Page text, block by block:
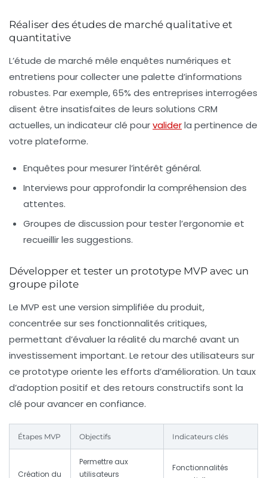
Réaliser des études de marché qualitative et
quantitative
L’étude de marché mêle enquêtes numériques et
entretiens pour collecter une palette d’informations
robustes. Par exemple, 65% des entreprises interrogées
disent être insatisfaites de leurs solutions CRM
actuelles, un indicateur clé pourvaliderla pertinence de
votre plateforme.
Enquêtes pour mesurer l’intérêt général.
Interviews pour approfondir la compréhension des
attentes.
Groupes de discussion pour tester l’ergonomie et
recueillir les suggestions.
Développer et tester un prototype MVP avec un
groupe pilote
Le MVP est une version simplifiée du produit,
concentrée sur ses fonctionnalités critiques,
permettant d’évaluer la réalité du marché avant un
investissement important. Le retour des utilisateurs sur
ce prototype oriente les efforts d’amélioration. Un taux
d’adoption positif et des retours constructifs sont la
clé pour avancer en confiance.
Étapes MVP Objectifs Indicateurs clés
Création du
Permettre aux
utilisateurs
Fonctionnalités